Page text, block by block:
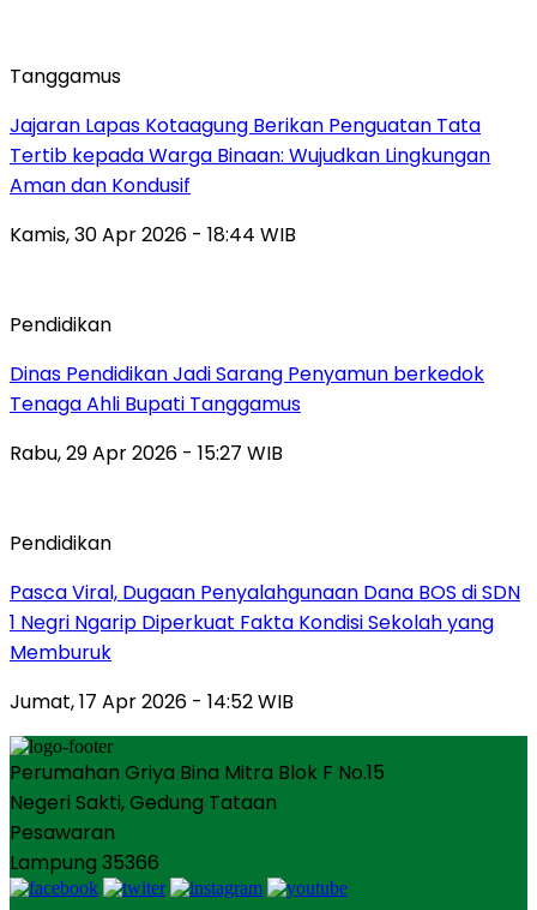
Tanggamus
Jajaran Lapas Kotaagung Berikan Penguatan Tata
Tertib kepada Warga Binaan: Wujudkan Lingkungan
Aman dan Kondusif
Kamis, 30 Apr 2026 - 18:44 WIB
Pendidikan
Dinas Pendidikan Jadi Sarang Penyamun berkedok
Tenaga Ahli Bupati Tanggamus
Rabu, 29 Apr 2026 - 15:27 WIB
Pendidikan
Pasca Viral, Dugaan Penyalahgunaan Dana BOS di SDN
1 Negri Ngarip Diperkuat Fakta Kondisi Sekolah yang
Memburuk
Jumat, 17 Apr 2026 - 14:52 WIB
Perumahan Griya Bina Mitra Blok F No.15
Negeri Sakti, Gedung Tataan
Pesawaran
Lampung 35366